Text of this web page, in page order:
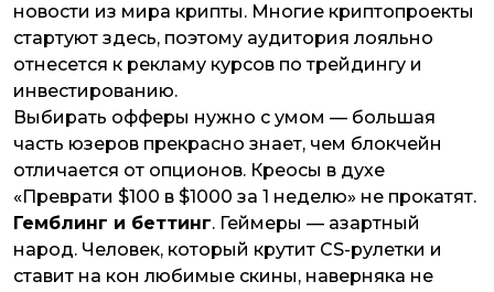
новости из мира крипты. Многие криптопроекты
стартуют здесь, поэтому аудитория лояльно
отнесется к рекламу курсов по трейдингу и
инвестированию.
Выбирать офферы нужно с умом — большая
часть юзеров прекрасно знает, чем блокчейн
отличается от опционов. Креосы в духе
«Преврати $100 в $1000 за 1 неделю» не прокатят.
Гемблинг и беттинг. Геймеры — азартный
народ. Человек, который крутит CS-рулетки и
ставит на кон любимые скины, наверняка не